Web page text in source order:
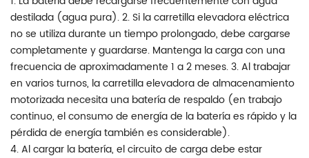
destilada (agua pura). 2. Si la carretilla elevadora eléctrica
no se utiliza durante un tiempo prolongado, debe cargarse
completamente y guardarse. Mantenga la carga con una
frecuencia de aproximadamente 1 a 2 meses. 3. Al trabajar
en varios turnos, la carretilla elevadora de almacenamiento
motorizada necesita una batería de respaldo (en trabajo
continuo, el consumo de energía de la batería es rápido y la
pérdida de energía también es considerable).
4. Al cargar la batería, el circuito de carga debe estar